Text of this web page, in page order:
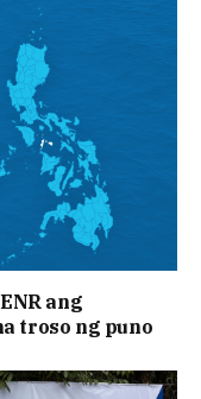
ang
troso ng puno